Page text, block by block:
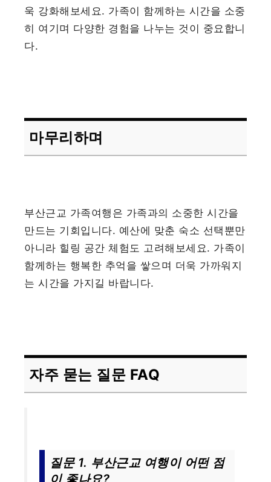
욱 강화해보세요. 가족이 함께하는 시간을 소중
히 여기며 다양한 경험을 나누는 것이 중요합니
다.
마무리하며
부산근교 가족여행은 가족과의 소중한 시간을
만드는 기회입니다. 예산에 맞춘 숙소 선택뿐만
아니라 힐링 공간 체험도 고려해보세요. 가족이
함께하는 행복한 추억을 쌓으며 더욱 가까워지
는 시간을 가지길 바랍니다.
자주 묻는 질문 FAQ
질문 1. 부산근교 여행이 어떤 점
이 좋나요?